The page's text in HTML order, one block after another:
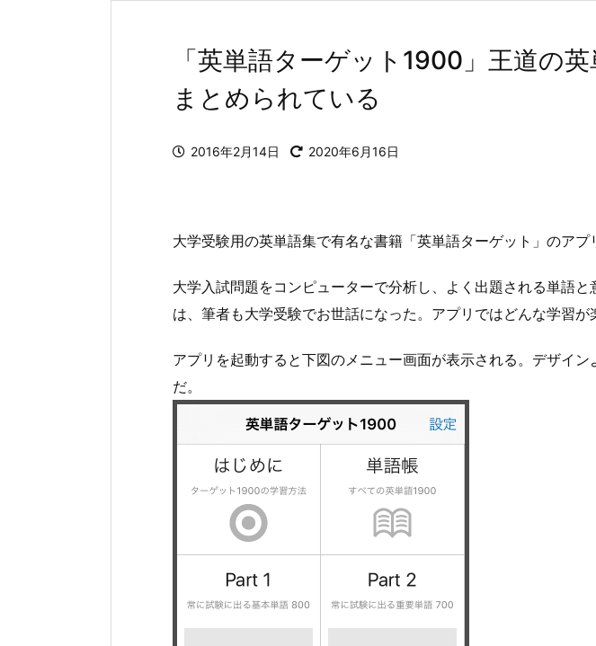
「英単語ターゲット1900」王道の
まとめられている
2016年2月14日 2020年6月16日
大学受験用の英単語集で有名な書籍「英単語ターゲット」のア
大学入試問題をコンピューターで分析し、よく出題される単語
は、筆者も大学受験でお世話になった。アプリではどんな学習が
アプリを起動すると下図のメニュー画面が表示される。デザイ
だ。